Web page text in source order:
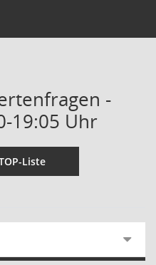
-
19:05 Uhr
Liste